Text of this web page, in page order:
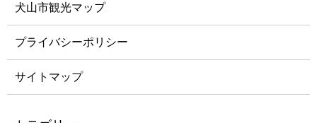
犬山市観光マップ
プライバシーポリシー
サイトマップ